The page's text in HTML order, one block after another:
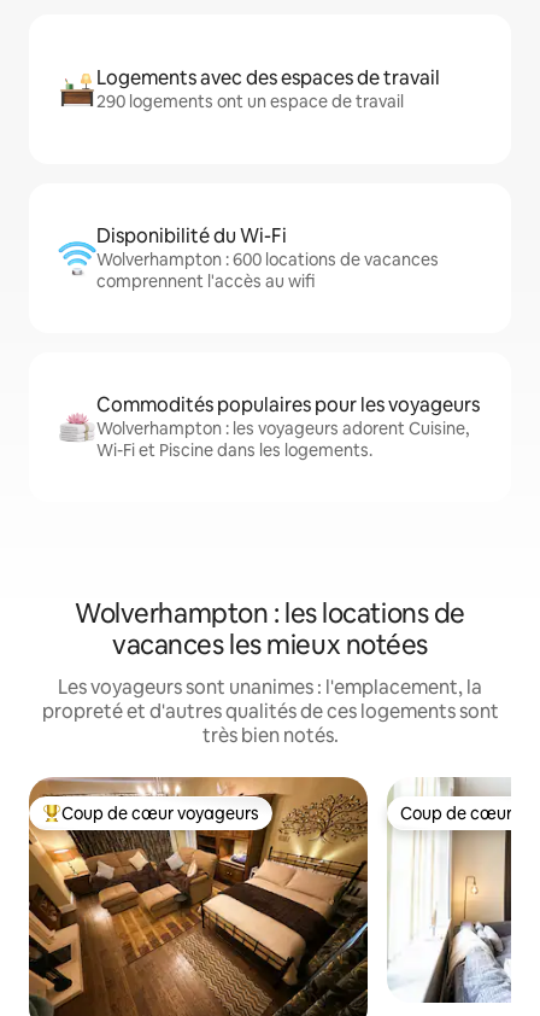
Logements avec des espaces de travail
290 logements ont un espace de travail
Disponibilité du Wi-Fi
Wolverhampton : 600 locations de vacances
comprennent l'accès au wifi
Commodités populaires pour les voyageurs
Wolverhampton : les voyageurs adorent Cuisine,
Wi-Fi et Piscine dans les logements.
Wolverhampton : les locations de
vacances les mieux notées
Les voyageurs sont unanimes : l'emplacement, la
propreté et d'autres qualités de ces logements sont
très bien notés.
Coup de cœur voyageurs parmi les plus aimés
Coup de cœur voyageurs Coup de cœur
Coup de cœur